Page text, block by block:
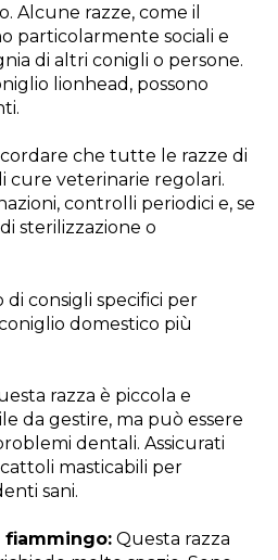
Alcune razze, come il
particolarmente sociali e
di altri conigli o persone.
lionhead, possono
che tutte le razze di
cure veterinarie regolari.
controlli periodici e, se
sterilizzazione o
consigli specifici per
domestico più
razza è piccola e
da gestire, ma può essere
dentali. Assicurati
masticabili per
sani.
Questa razza